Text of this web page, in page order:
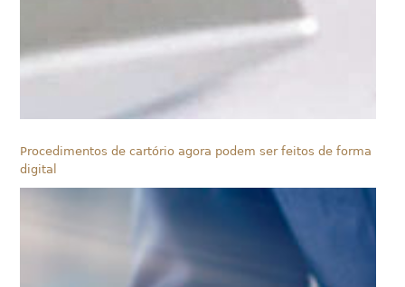
Procedimentos de cartório agora podem ser feitos de forma
digital